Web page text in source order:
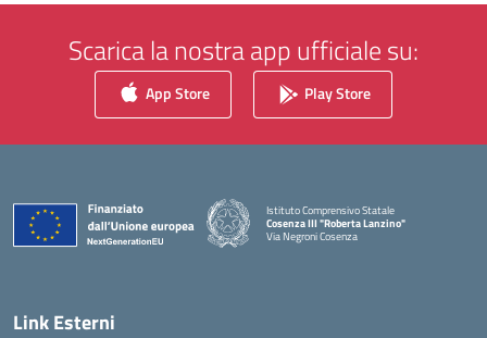
Scarica la nostra app ufficiale su:
App Store Play Store
Istituto Comprensivo Statale
Cosenza III "Roberta Lanzino"
Via Negroni Cosenza
— Visita la pagina iniziale della scuola
Link Esterni